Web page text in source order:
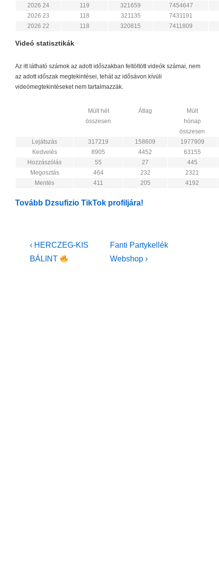
2026 24
119 321659
7454647
2026 23
118 321135
7431191
2026 22
118 320815 7411809
Videó statisztikák
Az itt látható számok az adott időszakban feltöltött videók számai, nem
az adott időszak megtekintései, tehát az idősávon kívüli
videómegtekintéseket nem tartalmazzák.
Múlt hét
összesen
Átlag
Múlt
hónap
összesen
Lejátszás
317219 158609
1977909
Kedvelés
8905 4452
63155
Hozzászólás
55 27
445
Megosztás
464 232
2321
Mentés
411 205 4192
Tovább Dzsufizio TikTok profiljára!
Bejegyzés
navigáció
Previous
Post
‹ HERCZEG-KIS
BÁLINT
Next
Post
Fanti Partykellék
Webshop ›